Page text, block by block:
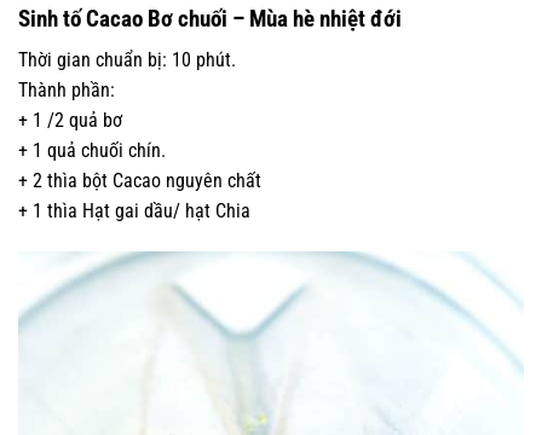
Sinh tố Cacao Bơ chuối – Mùa hè nhiệt đới
Thời gian chuẩn bị: 10 phút.
Thành phần:
+ 1 /2 quả bơ
+ 1 quả chuối chín.
+ 2 thìa bột Cacao nguyên chất
+ 1 thìa Hạt gai dầu/ hạt Chia